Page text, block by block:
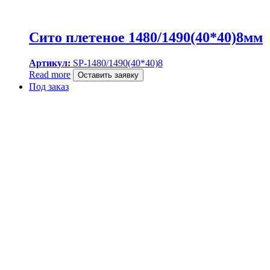
Сито плетеное 1480/1490(40*40)8мм
Артикул: SP-1480/1490(40*40)8
Read more
Оставить заявку
Под заказ